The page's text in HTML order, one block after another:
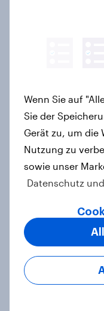
YouGov
2026:
unter
auf
Artikel
YouGov
AfD weiter
höchstem
Wenn Sie auf
Sie der
Gerät zu, um die
Nutzung zu
sowie unser
Datenschutz